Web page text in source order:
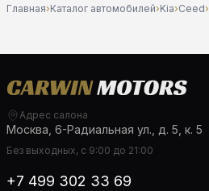
Главная›Каталог автомобилей›Kia›Ceed›
Адрес салона
Москва, 6-Радиальная ул., д. 5, к. 5
Без выходных, с 9:00 до 21:00
+7 499 302 33 69